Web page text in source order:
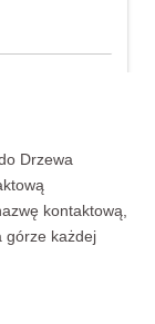
Drzewa
kontaktową,
górze każdej